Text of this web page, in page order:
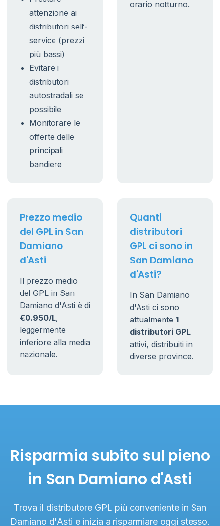
attenzione ai
distributori self-
service (prezzi
più bassi)
Evitare i
distributori
autostradali se
possibile
Monitorare le
offerte delle
principali
bandiere
orario notturno.
Prezzo medio
del GPL in San
Damiano
d'Asti
Il prezzo medio
del GPL in San
Damiano d'Asti è di
€0.950/L,
leggermente
inferiore alla media
nazionale.
Quanti
distributori
GPL ci sono in
San Damiano
d'Asti?
In San Damiano
d'Asti ci sono
attualmente 1
distributori GPL
attivi, distribuiti in
diverse province.
Risparmia subito sul pieno
in San Damiano d'Asti
Trova il distributore GPL più conveniente in San
Damiano d'Asti e inizia a risparmiare oggi stesso.